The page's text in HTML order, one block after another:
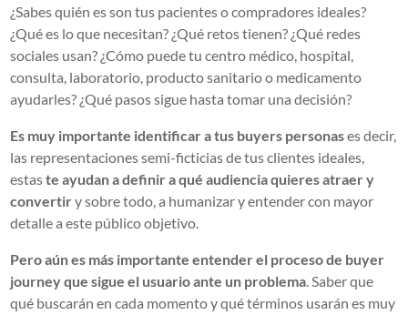
¿Sabes quién es son tus pacientes o compradores ideales?
¿Qué es lo que necesitan? ¿Qué retos tienen? ¿Qué redes
sociales usan? ¿Cómo puede tu centro médico, hospital,
consulta, laboratorio, producto sanitario o medicamento
ayudarles? ¿Qué pasos sigue hasta tomar una decisión?
Es muy importante identificar a tus buyers personases decir,
las representaciones semi-ficticias de tus clientes ideales,
estaste ayudan a definir a qué audiencia quieres atraer y
convertiry sobre todo, a humanizar y entender con mayor
detalle a este público objetivo.
Pero aún es más importante entender el proceso de buyer
journey que sigue el usuario ante un problema. Saber que
qué buscarán en cada momento y qué términos usarán es muy